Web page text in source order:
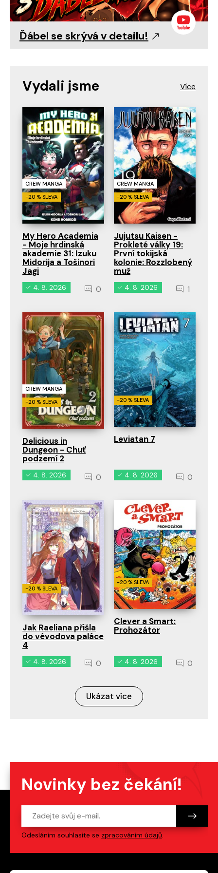
Ďábel se skrývá v detailu!
Vydali jsme
CREW MANGA
-20 % SLEVA
My Hero Academia
- Moje hrdinská
akademie 31: Izuku
Midorija a Tošinori
Jagi
4. 8. 2026 0
CREW MANGA
-20 % SLEVA
Jujutsu Kaisen -
Prokleté války 19:
První tokijská
kolonie: Rozzlobený
muž
4. 8. 2026 1
CREW MANGA
-20 % SLEVA
Delicious in
Dungeon - Chuť
podzemí 2
4. 8. 2026 0
-20 % SLEVA
Leviatan 7
4. 8. 2026 0
-20 % SLEVA
Jak Raeliana přišla
do vévodova paláce
4
4. 8. 2026 0
-20 % SLEVA
Clever a Smart:
Prohozátor
4. 8. 2026 0
Ukázat více
Novinky bez čekání!
Odesláním souhlasíte se zpracováním údajů.